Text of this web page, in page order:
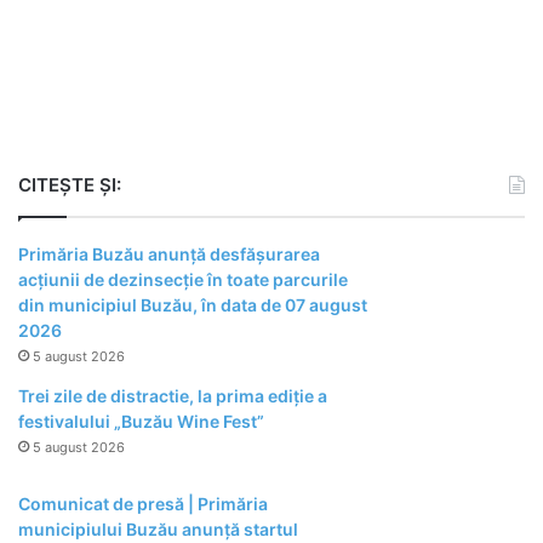
CITEȘTE ȘI:
Primăria Buzău anunță desfășurarea
acțiunii de dezinsecție în toate parcurile
din municipiul Buzău, în data de 07 august
2026
5 august 2026
Trei zile de distractie, la prima ediție a
festivalului „Buzău Wine Fest”
5 august 2026
Comunicat de presă | Primăria
municipiului Buzău anunță startul